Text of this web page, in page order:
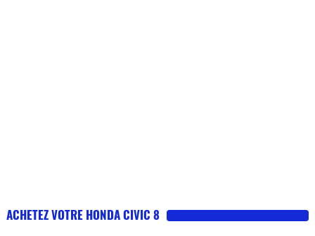
ACHETEZ VOTRE HONDA CIVIC 8